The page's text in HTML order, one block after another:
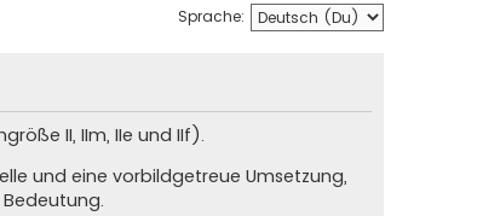
Sprache:
II, IIm, IIe und IIf).
und eine vorbildgetreue Umsetzung,